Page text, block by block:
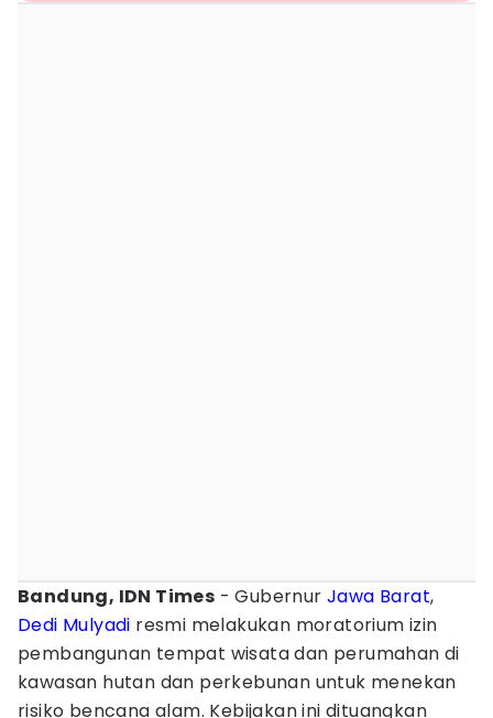
Bandung, IDN Times - GubernurJawa Barat,
Dedi Mulyadi resmi melakukan moratorium izin
pembangunan tempat wisata dan perumahan di
kawasan hutan dan perkebunan untuk menekan
risiko bencana alam. Kebijakan ini dituangkan